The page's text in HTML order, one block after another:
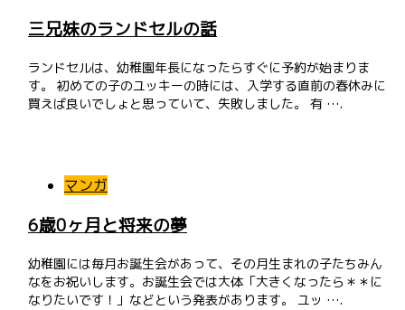
三兄妹のランドセルの話
ランドセルは、幼稚園年長になったらすぐに予約が始まりま
す。 初めての子のユッキーの時には、入学する直前の春休みに
買えば良いでしょと思っていて、失敗しました。 有 ….
マンガ
6歳0ヶ月と将来の夢
幼稚園には毎月お誕生会があって、その月生まれの子たちみん
なをお祝いします。お誕生会では大体「大きくなったら＊＊に
なりたいです！」などという発表があります。 ユッ ….